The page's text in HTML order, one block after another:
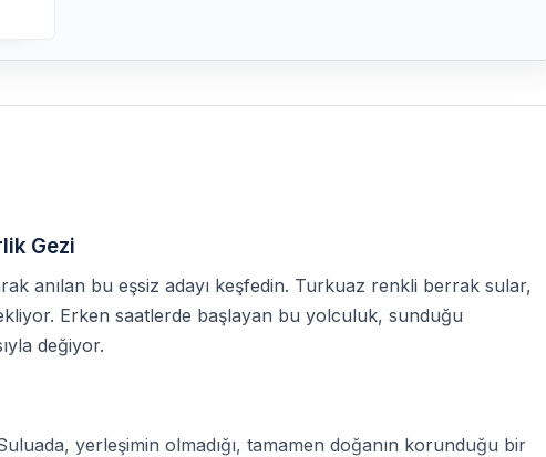
Gezi
anılan bu eşsiz adayı keşfedin. Turkuaz renkli berrak sular,
Erken saatlerde başlayan bu yolculuk, sunduğu
değiyor.
yerleşimin olmadığı, tamamen doğanın korunduğu bir